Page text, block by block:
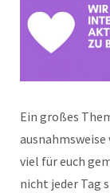
Ein großes
ausnahmsweise
viel für euch
nicht jeder Tag